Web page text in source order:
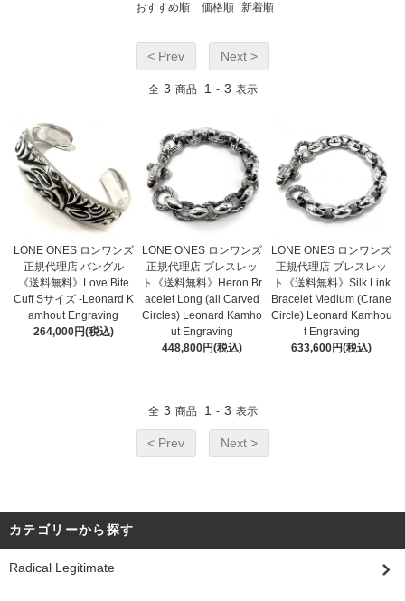
おすすめ順 価格順 新着順
< Prev Next >
全 3 商品 1 - 3 表示
LONE ONES ロンワンズ
正規代理店 バングル
《送料無料》Love Bite
Cuff Sサイズ -Leonard K
amhout Engraving
264,000円(税込)
LONE ONES ロンワンズ
正規代理店 ブレスレッ
ト《送料無料》Heron Br
acelet Long (all Carved
Circles) Leonard Kamho
ut Engraving
448,800円(税込)
LONE ONES ロンワンズ
正規代理店 ブレスレッ
ト《送料無料》Silk Link
Bracelet Medium (Crane
Circle) Leonard Kamhou
t Engraving
633,600円(税込)
全 3 商品 1 - 3 表示
< Prev Next >
カテゴリーから探す
Radical Legitimate